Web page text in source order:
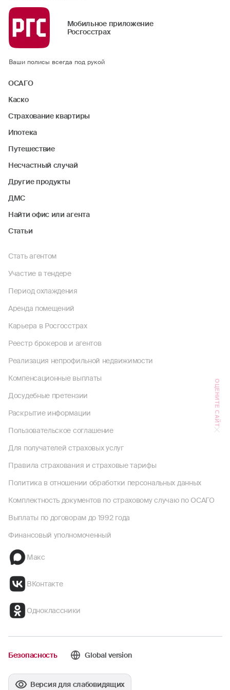
Мобильное приложение
Росгосстрах
Ваши полисы всегда под рукой
ОСАГО
Каско
Страхование квартиры
Ипотека
Путешествие
Несчастный случай
Другие продукты
ДМС
Найти офис или агента
Статьи
Стать агентом
Участие в тендере
Период охлаждения
Аренда помещений
Карьера в Росгосстрах
Реестр брокеров и агентов
Реализация непрофильной недвижимости
Компенсационные выплаты
Досудебные претензии
Раскрытие информации
Пользовательское соглашение
Для получателей страховых услуг
Правила страхования и страховые тарифы
Политика в отношении обработки персональных данных
Комплектность документов по страховому случаю по ОСАГО
Выплаты по договорам до 1992 года
Финансовый уполномоченный
Макс
ВКонтакте
Одноклассники
Безопасность Global version
Версия для слабовидящих
ОЦЕНИТЕ САЙТ